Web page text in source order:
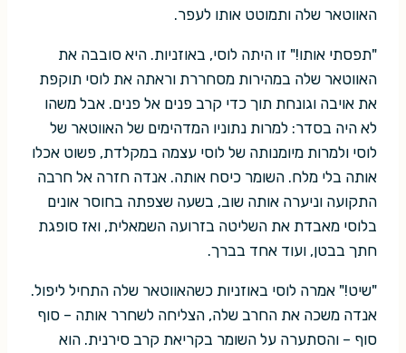
האווטאר שלה ותמוטט אותו לעפר.
"תפסתי אותו!" זו היתה לוסי, באוזניות. היא סובבה את
האווטאר שלה במהירות מסחררת וראתה את לוסי תוקפת
את אויבה וגונחת תוך כדי קרב פנים אל פנים. אבל משהו
לא היה בסדר: למרות נתוניו המדהימים של האווטאר של
לוסי ולמרות מיומנותה של לוסי עצמה במקלדת, פשוט אכלו
אותה בלי מלח. השומר כיסח אותה. אנדה חזרה אל חרבה
התקועה וניערה אותה שוב, בשעה שצפתה בחוסר אונים
בלוסי מאבדת את השליטה בזרועה השמאלית, ואז סופגת
חתך בבטן, ועוד אחד בברך.
"שיט!" אמרה לוסי באוזניות כשהאווטאר שלה התחיל ליפול.
אנדה משכה את החרב שלה, הצליחה לשחרר אותה – סוף
סוף – והסתערה על השומר בקריאת קרב סירנית. הוא